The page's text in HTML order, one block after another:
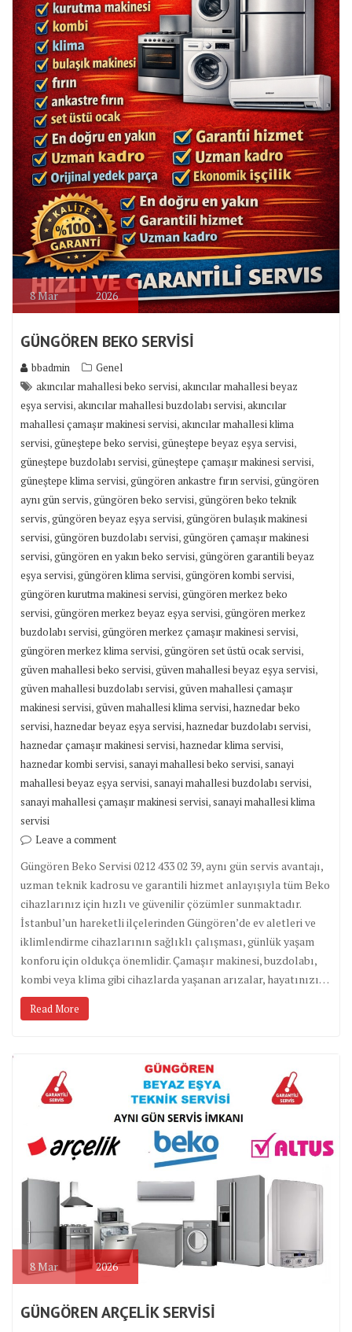
8Mar 2026
GÜNGÖREN BEKO SERVİSİ
bbadmin
Genel
akıncılar mahallesi beko servisi,akıncılar mahallesi beyaz
eşya servisi,akıncılar mahallesi buzdolabı servisi,akıncılar
mahallesi çamaşır makinesi servisi,akıncılar mahallesi klima
servisi,güneştepe beko servisi,güneştepe beyaz eşya servisi,
güneştepe buzdolabı servisi,güneştepe çamaşır makinesi servisi,
güneştepe klima servisi,güngören ankastre fırın servisi,güngören
aynı gün servis,güngören beko servisi,güngören beko teknik
servis,güngören beyaz eşya servisi,güngören bulaşık makinesi
servisi,güngören buzdolabı servisi,güngören çamaşır makinesi
servisi,güngören en yakın beko servisi,güngören garantili beyaz
eşya servisi,güngören klima servisi,güngören kombi servisi,
güngören kurutma makinesi servisi,güngören merkez beko
servisi,güngören merkez beyaz eşya servisi,güngören merkez
buzdolabı servisi,güngören merkez çamaşır makinesi servisi,
güngören merkez klima servisi,güngören set üstü ocak servisi,
güven mahallesi beko servisi,güven mahallesi beyaz eşya servisi,
güven mahallesi buzdolabı servisi,güven mahallesi çamaşır
makinesi servisi,güven mahallesi klima servisi,haznedar beko
servisi,haznedar beyaz eşya servisi,haznedar buzdolabı servisi,
haznedar çamaşır makinesi servisi,haznedar klima servisi,
haznedar kombi servisi,sanayi mahallesi beko servisi,sanayi
mahallesi beyaz eşya servisi,sanayi mahallesi buzdolabı servisi,
sanayi mahallesi çamaşır makinesi servisi,sanayi mahallesi klima
servisi
Leave a comment
Güngören Beko Servisi 0212 433 02 39, aynı gün servis avantajı,
uzman teknik kadrosu ve garantili hizmet anlayışıyla tüm Beko
cihazlarınız için hızlı ve güvenilir çözümler sunmaktadır.
İstanbul’un hareketli ilçelerinden Güngören’de ev aletleri ve
iklimlendirme cihazlarının sağlıklı çalışması, günlük yaşam
konforu için oldukça önemlidir. Çamaşır makinesi, buzdolabı,
kombi veya klima gibi cihazlarda yaşanan arızalar, hayatınızı…
Read More
8Mar 2026
GÜNGÖREN ARÇELİK SERVİSİ